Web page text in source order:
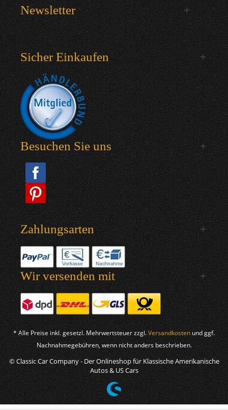
Newsletter
Sicher Einkaufen
Besuchen Sie uns
Zahlungsarten
Wir versenden mit
* Alle Preise inkl. gesetzl. Mehrwertsteuer zzgl.Versandkosten und ggf.
Nachnahmegebühren, wenn nicht anders beschrieben.
© Classic Car Company - Der Onlineshop für Klassische Amerikanische
Autos & US Cars